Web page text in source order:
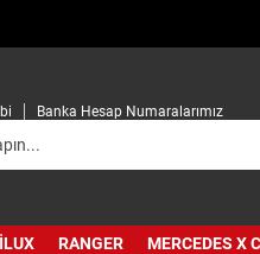
Banka Hesap Numaralarımız
RANGER MERCEDES X